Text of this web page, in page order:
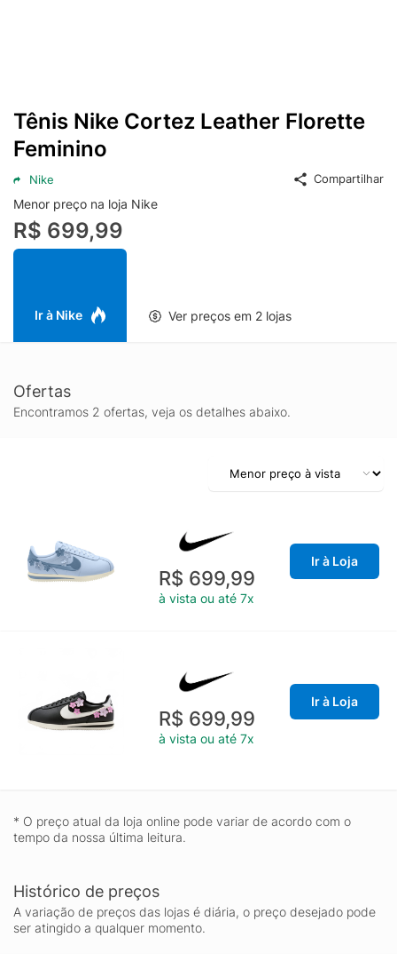
Tênis Nike Cortez Leather Florette
Feminino
Nike Compartilhar
Menor preço na loja Nike
R$ 699,99
Ir à Nike Ver preços em 2 lojas
Ofertas
Encontramos 2 ofertas, veja os detalhes abaixo.
R$ 699,99
à vista ou até 7x
Ir à Loja
R$ 699,99
à vista ou até 7x
Ir à Loja
* O preço atual da loja online pode variar de acordo com o
tempo da nossa última leitura.
Histórico de preços
A variação de preços das lojas é diária, o preço desejado pode
ser atingido a qualquer momento.